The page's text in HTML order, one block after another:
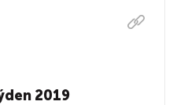
2019